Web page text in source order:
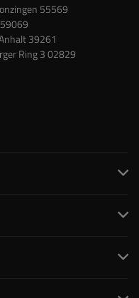
55569
39261
Ring 3 02829